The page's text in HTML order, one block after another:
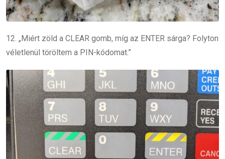
12. „Miért zöld a CLEAR gomb, míg az ENTER sárga? Folyton
véletlenül töröltem a PIN-kódomat.”